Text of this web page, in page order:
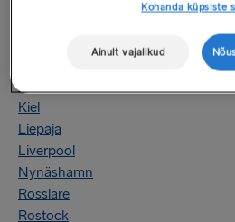
(teenus on saadaval
Karlskrona
Kiel
Liepāja
Liverpool
Nynäshamn
Rosslare
Rostock
Kohanda küpsiste
Ainult vajalikud